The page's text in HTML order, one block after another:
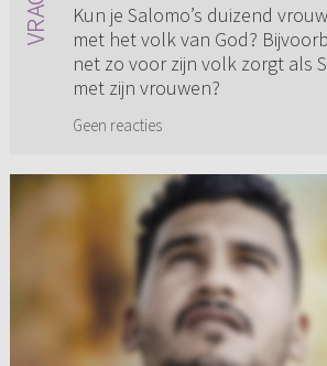
Kun je Salomo’s duizend
met het volk van God?
net zo voor zijn volk zorgt als
met zijn vrouwen?
Geen reacties